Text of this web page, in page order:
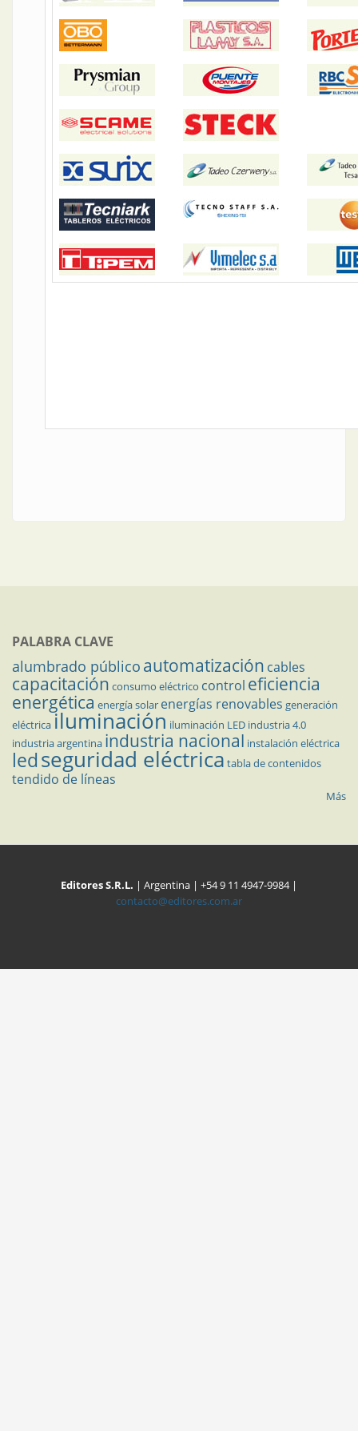
PALABRA CLAVE
alumbrado público automatización cables
capacitación consumo eléctrico control eficiencia
energética energía solar energías renovables generación
eléctricailuminación iluminación LED industria 4.0
industria argentina industria nacional instalación eléctrica
ledseguridad eléctrica tabla de contenidos
tendido de líneas
Más
Editores S.R.L. | Argentina | +54 9 11 4947-9984 |
contacto@editores.com.ar